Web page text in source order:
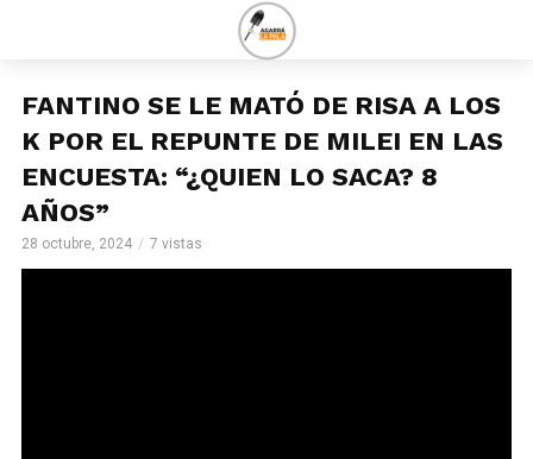
FANTINO SE LE MATÓ DE RISA A LOS
K POR EL REPUNTE DE MILEI EN LAS
ENCUESTA: “¿QUIEN LO SACA? 8
AÑOS”
28 octubre, 2024 7 vistas